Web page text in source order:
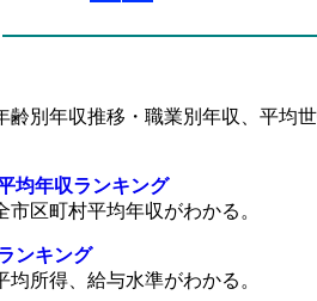
齢別年収推移・職業別年収、平均
均年収ランキング
区町村平均年収がわかる。
ンキング
所得、給与水準がわかる。